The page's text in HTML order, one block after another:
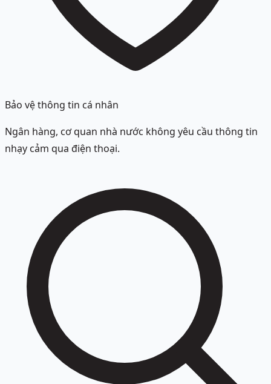
Bảo vệ thông tin cá nhân
Ngân hàng, cơ quan nhà nước không yêu cầu thông tin
nhạy cảm qua điện thoại.